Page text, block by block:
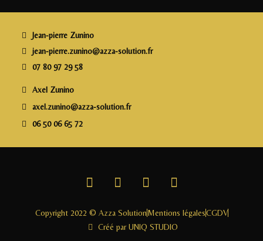
o
o
k
n e
Jean-pierre Zunino
jean-pierre.zunino@azza-solution.fr
07 80 97 29 58
Axel Zunino
axel.zunino@azza-solution.fr
06 50 06 65 72
Copyright 2022 © Azza SolutionMentions légalesCGDV
Créé par UNIQ STUDIO